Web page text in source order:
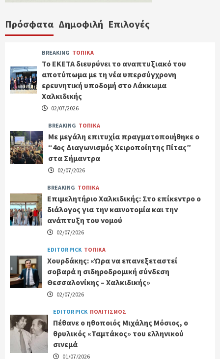
Πρόσφατα Δημοφιλή Επιλογές
BREAKING ΤΟΠΙΚΑ
Το ΕΚΕΤΑ διευρύνει το αναπτυξιακό του
αποτύπωμα με τη νέα υπερσύγχρονη
ερευνητική υποδομή στο Λάκκωμα
Χαλκιδικής
02/07/2026
BREAKING ΤΟΠΙΚΑ
Με μεγάλη επιτυχία πραγματοποιήθηκε ο
“4ος Διαγωνισμός Χειροποίητης Πίτας”
στα Σήμαντρα
02/07/2026
BREAKING ΤΟΠΙΚΑ
Επιμελητήριο Χαλκιδικής: Στο επίκεντρο ο
διάλογος για την καινοτομία και την
ανάπτυξη του νομού
02/07/2026
EDITOR PICK ΤΟΠΙΚΑ
Χουρδάκης: «Ώρα να επανεξεταστεί
σοβαρά η σιδηροδρομική σύνδεση
Θεσσαλονίκης – Χαλκιδικής»
02/07/2026
EDITOR PICK ΠΟΛΙΤΙΣΜΟΣ
Πέθανε ο ηθοποιός Μιχάλης Μόσιος, ο
θρυλικός «Ταμτάκος» του ελληνικού
σινεμά
01/07/2026